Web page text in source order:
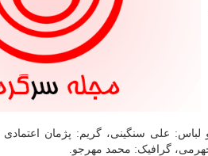
علی سنگینی، گریم: پژمان اعتمادی
گرافیک: محمد مهرجو.